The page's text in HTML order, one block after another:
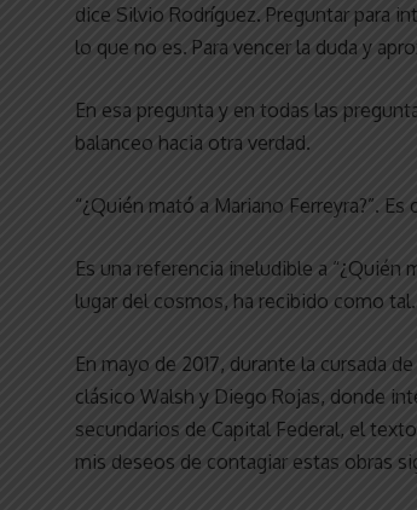
dice Silvio Rodríguez. Preguntar para
lo que no es. Para vencer la duda y
En esa pregunta y en todas las
balanceo hacia otra verdad.
“¿Quién mató a Mariano Ferreyra?”.
Es una referencia ineludible a
lugar del cosmos, ha recibido como
En mayo de 2017, durante la cursada
clásico Walsh y Diego Rojas, donde
secundarios de Capital Federal, el
mis deseos de contagiar estas obras